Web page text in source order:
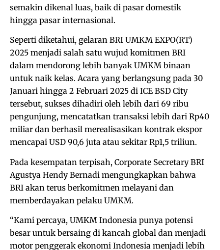
semakin dikenal luas, baik di pasar domestik
hingga pasar internasional.
Seperti diketahui, gelaran BRI UMKM EXPO(RT)
2025 menjadi salah satu wujud komitmen BRI
dalam mendorong lebih banyak UMKM binaan
untuk naik kelas. Acara yang berlangsung pada 30
Januari hingga 2 Februari 2025 di ICE BSD City
tersebut, sukses dihadiri oleh lebih dari 69 ribu
pengunjung, mencatatkan transaksi lebih dari Rp40
miliar dan berhasil merealisasikan kontrak ekspor
mencapai USD 90,6 juta atau sekitar Rp1,5 triliun.
Pada kesempatan terpisah, Corporate Secretary BRI
Agustya Hendy Bernadi mengungkapkan bahwa
BRI akan terus berkomitmen melayani dan
memberdayakan pelaku UMKM.
“Kami percaya, UMKM Indonesia punya potensi
besar untuk bersaing di kancah global dan menjadi
motor penggerak ekonomi Indonesia menjadi lebih